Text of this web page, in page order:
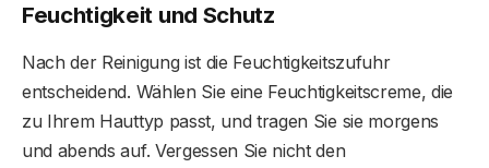
Feuchtigkeit und Schutz
Nach der Reinigung ist die Feuchtigkeitszufuhr
entscheidend. Wählen Sie eine Feuchtigkeitscreme, die
zu Ihrem Hauttyp passt, und tragen Sie sie morgens
und abends auf. Vergessen Sie nicht den